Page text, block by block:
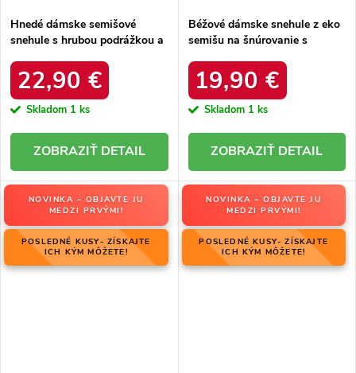
Hnedé dámske semišové
snehule s hrubou podrážkou a
produktu OO274A098
22,90 €
Skladom 1 ks
DETAIL
Béžové dámske snehule z eko
semišu na šnúrovanie s
produktu C3016 BEIGE
19,90 €
Skladom 1 ks
DETAIL
NOVINKA – OBJAVTE JU
MEDZI PRVÝMI!
POSLEDNÉ KUSY- ZÍSKAJTE
ICH KÝM MÔŽETE!
NOVINKA – OBJAVTE JU
MEDZI PRVÝMI!
POSLEDNÉ KUSY- ZÍSKAJTE
ICH KÝM MÔŽETE!